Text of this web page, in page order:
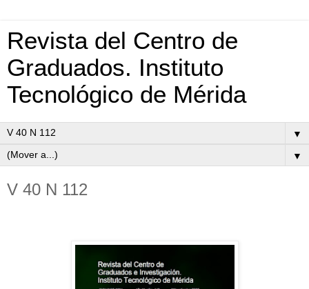
Revista del Centro de
Graduados. Instituto
Tecnológico de Mérida
▼
▼
V 40 N 112